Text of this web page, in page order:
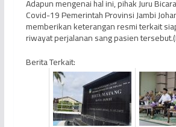
Adapun mengenai hal ini, pihak Juru
Covid-19 Pemerintah Provinsi Jambi
memberikan keterangan resmi terkait
riwayat perjalanan sang pasien
Berita Terkait: